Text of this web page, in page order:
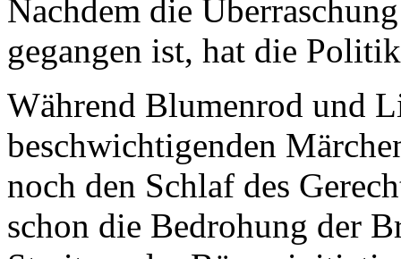
Nachdem die
gegangen ist, hat die
Während Blumenrod und
beschwichtigenden
noch den Schlaf des
schon die Bedrohung der